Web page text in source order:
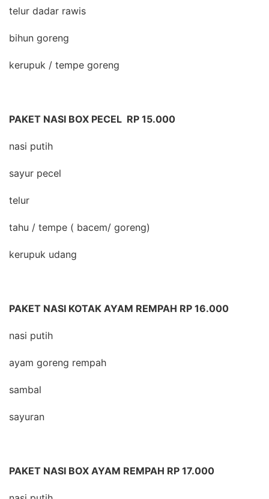
telur dadar rawis
bihun goreng
kerupuk / tempe goreng
PAKET NASI BOX PECEL RP 15.000
nasi putih
sayur pecel
telur
tahu / tempe ( bacem/ goreng)
kerupuk udang
PAKET NASI KOTAK AYAM REMPAH RP 16.000
nasi putih
ayam goreng rempah
sambal
sayuran
PAKET NASI BOX AYAM REMPAH RP 17.000